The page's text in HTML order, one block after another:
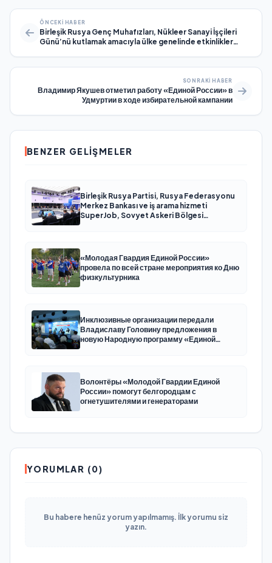
ÖNCEKI HABER
Birleşik Rusya Genç Muhafızları, Nükleer Sanayi İşçileri
Günü’nü kutlamak amacıyla ülke genelinde etkinlikler
SONRAKI HABER
Владимир Якушев отметил работу «Единой России» в
Удмуртии в ходе избирательной кампании
BENZER GELIŞMELER
Birleşik Rusya Partisi, Rusya Federasyonu
Merkez Bankası ve iş arama hizmeti
SuperJob, Sovyet Askeri Bölgesi
«Молодая Гвардия Единой России»
провела по всей стране мероприятия ко Дню
физкультурника
Инклюзивные организации передали
Владиславу Головину предложения в
новую Народную программу «Единой
Волонтёры «Молодой Гвардии Единой
России» помогут белгородцам с
огнетушителями и генераторами
YORUMLAR (0)
Bu habere henüz yorum yapılmamış. İlk yorumu siz
yazın.